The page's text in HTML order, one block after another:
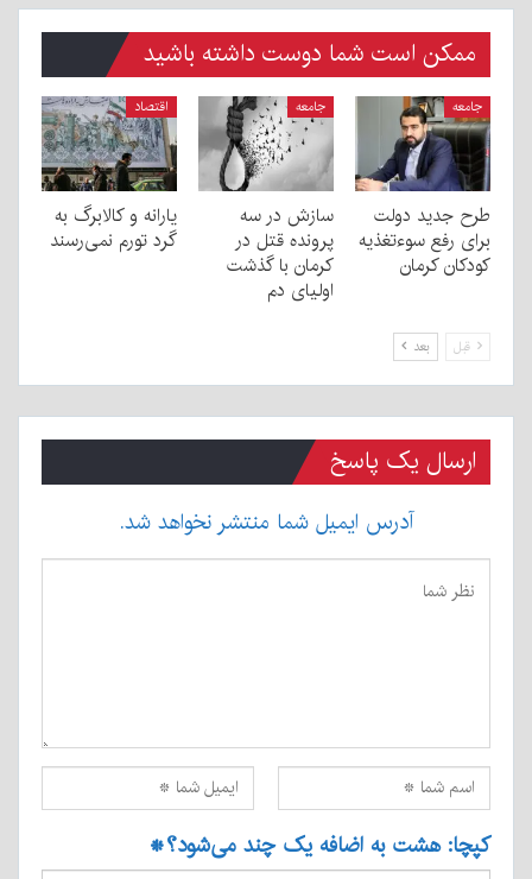
ممکن است شما دوست داشته باشید
جامعه
طرح جدید دولت
برای رفع سوءتغذیه
کودکان کرمان
جامعه
سازش در سه
پرونده قتل در
کرمان با گذشت
اولیای دم
اقتصاد
یارانه و کالابرگ به
گرد تورم نمی‌رسند
قبل بعد
ارسال یک پاسخ
آدرس ایمیل شما منتشر نخواهد شد.
کپچا: هشت به اضافه یک چند می‌شود؟*